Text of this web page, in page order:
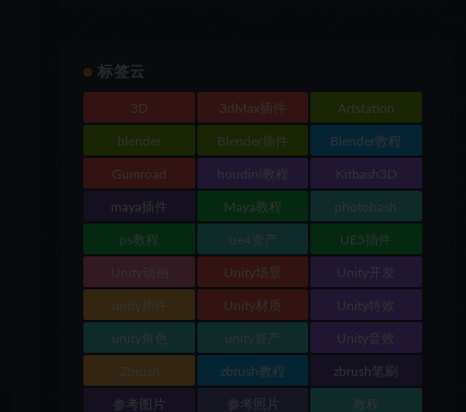
标签云
3D 3dMax插件 Artstation
blender Blender插件 Blender教程
Gumroad houdini教程 Kitbash3D
maya插件 Maya教程 photobash
ps教程 ue4资产 UE5插件
Unity动画 Unity场景 Unity开发
unity插件 Unity材质 Unity特效
unity角色 unity资产 Unity音效
Zbrush zbrush教程 zbrush笔刷
参考图片 参考照片 教程